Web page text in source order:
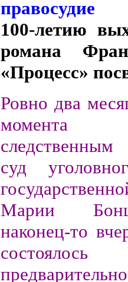
100-летию
романа
«Процесс»
Ровно два
момента
суд
Марии
наконец-то
состоялось